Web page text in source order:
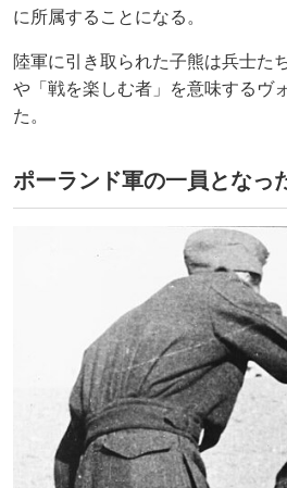
に所属することになる。
陸軍に引き取られた子熊は兵士た
や「戦を楽しむ者」を意味するヴ
た。
ポーランド軍の一員となっ